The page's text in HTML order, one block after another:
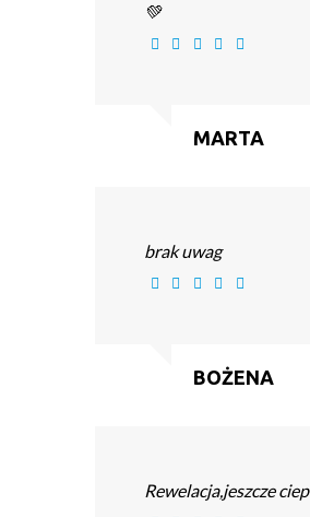
💚
MARTA
brak uwag
BOŻENA
Rewelacja,jeszcze